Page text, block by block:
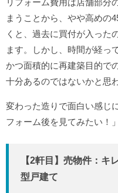
まうことから、やや高めの
くと、過去に買付が入った
ます。しかし、時間が経っ
かつ面積的に再建築目的で
十分あるのではないかと思
変わった造りで面白い感じ
フォーム後を見てみたい！
【2軒目】売物件：キ
型戸建て